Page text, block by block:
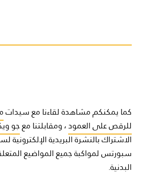
كما يمكنكم مشاهدة لقاءنا مع سيدات
للرقص على العمود، ومقابلتنا معجو
الاشتراك بالنشرة البريدية الإلكترونية
سبورتس لمواكبة جميع المواضيع
البدنية.